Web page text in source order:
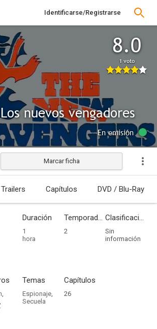
Identificarse/Registrarse
8.0
1 voto
Los nuevos vengadores
En emisión
Marcar ficha
Trailers Capítulos DVD / Blu-Ray
Duración
1
hora
Temporadas
2
Clasificación por edades
Sin
información
,
,
Temas
Espionaje,
Secuela
Capítulos
26